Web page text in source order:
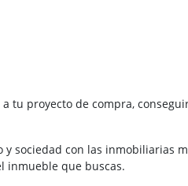
tu proyecto de compra,
sociedad con las inmobiliarias
inmueble que buscas.